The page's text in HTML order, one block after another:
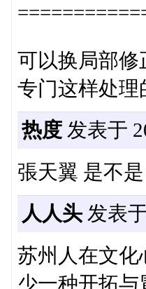
可以换局部修
专门这样处理
热度发表于
張天翼 是不
人人头发表
苏州人在文化
少一种开拓与